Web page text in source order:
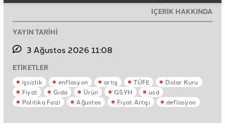
İÇERİK HAKKINDA
YAYIN TARİHİ
3 Ağustos 2026 11:08
ETİKETLER
işsizlik enflasyon artış TÜFE
Dolar Kuru
Fiyat
Gıda Ürün GSYH
usd
Politika Faizi
Ağustos Fiyat Artışı deflasyon